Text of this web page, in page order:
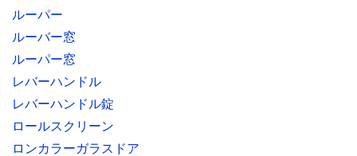
ルーパー
ルーバー窓
ルーパー窓
レバーハンドル
レバーハンドル錠
ロールスクリーン
ロンカラーガラスドア